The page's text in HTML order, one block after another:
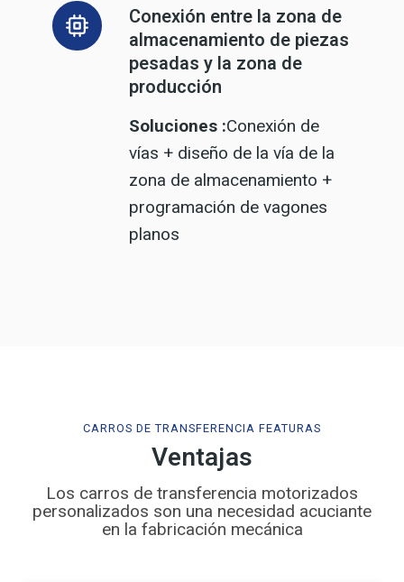
Conexión entre la zona de
almacenamiento de piezas
pesadas y la zona de
producción
Soluciones :Conexión de
vías + diseño de la vía de la
zona de almacenamiento +
programación de vagones
planos
CARROS DE TRANSFERENCIA FEATURAS
Ventajas
Los carros de transferencia motorizados
personalizados son una necesidad acuciante
en la fabricación mecánica